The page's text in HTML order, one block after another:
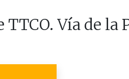
TTCO. Vía de la